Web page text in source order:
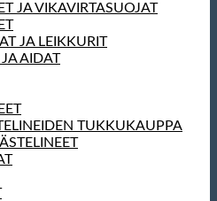
JA VIKAVIRTASUOJAT
JA LEIKKURIT
AIDAT
TUKKUKAUPPA